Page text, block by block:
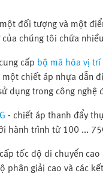
đối tượng và một
chúng tôi chứa
cấp bộ mã hóa vị trí
chiết áp nhựa dẫn
dụng trong công
- chiết áp thanh đẩy
hành trình từ 100 ...
tốc độ di chuyển
giải cao và các